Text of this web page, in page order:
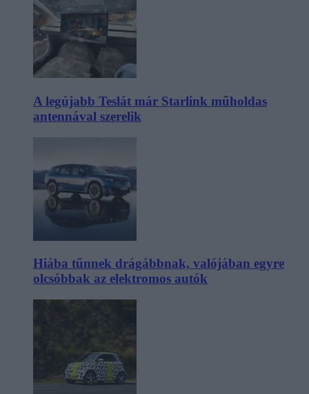
A legújabb Teslát már Starlink műholdas
antennával szerelik
Hiába tűnnek drágábbnak, valójában egyre
olcsóbbak az elektromos autók